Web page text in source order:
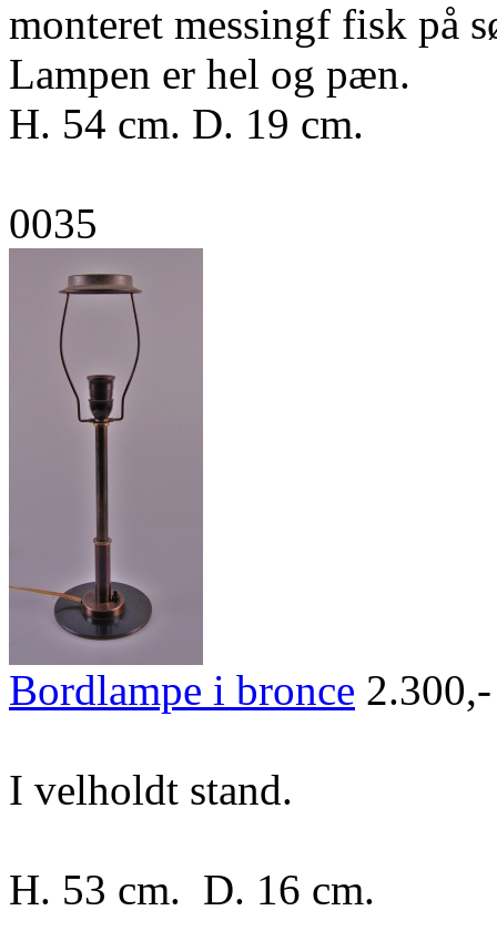
monteret messingf fisk på
Lampen er hel og pæn.
H. 54 cm. D. 19 cm.
0035
Bordlampe i bronce 2.300,-
I velholdt stand.
H. 53 cm. D. 16 cm.